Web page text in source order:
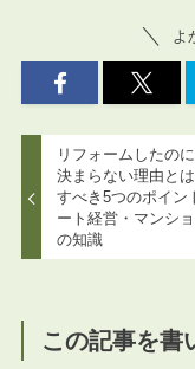
よ
リフォームしたの
決まらない理由と
すべき5つのポイン
ート経営・マンシ
の知識
この記事を書